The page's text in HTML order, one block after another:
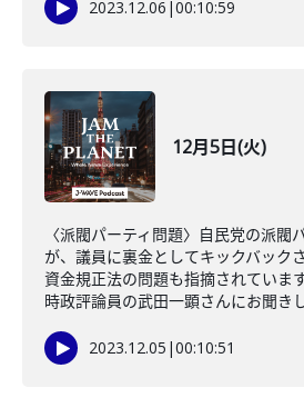
2023.12.06 |00:10:59
12月5日(火)
〈派閥パーティ問題〉自民党の派閥
が、議員に裏金としてキックバック
資金規正法の問題も指摘されていま
時政評論員の武田一顕さんにお聞きし
2023.12.05 |00:10:51